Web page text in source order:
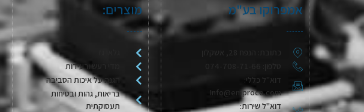
אמפרוקו בע"מ
דוא"ל כללי:
Info@emproco.com
דוא"ל שירות:
מוצרים:
מדי רעש ורעידות
הגנה על איכות הסביבה
בריאות, גהות ובטיחות
תעסוקתית